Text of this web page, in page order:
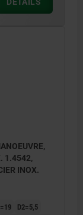
1.4542,
INOX.
D2=5,5